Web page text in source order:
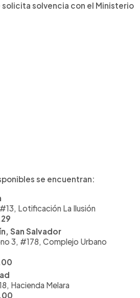
solvencia con el Ministerio
se encuentran:
Lotificación La Ilusión
San Salvador
3, #178, Complejo Urbano
Hacienda Melara